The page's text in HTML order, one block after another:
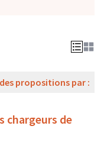
propositions par :
chargeurs de